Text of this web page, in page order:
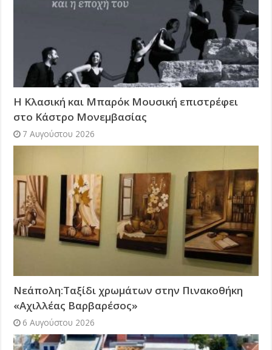
Η Κλασική και Μπαρόκ Μουσική επιστρέφει
στο Κάστρο Μονεμβασίας
7 Αυγούστου 2026
Νεάπολη:Ταξίδι χρωμάτων στην Πινακοθήκη
«Αχιλλέας Βαρβαρέσος»
6 Αυγούστου 2026